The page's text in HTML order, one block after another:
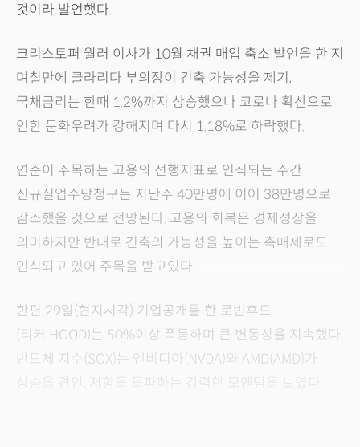
것이라 발언했다.
크리스토퍼 월러 이사가 10월 채권 매입 축소 발언을 한 지
며칠만에 클라리다 부의장이 긴축 가능성을 제기,
국채금리는 한때 1.2%까지 상승했으나 코로나 확산으로
인한 둔화우려가 강해지며 다시 1.18%로 하락했다.
연준이 주목하는 고용의 선행지표로 인식되는 주간
신규실업수당청구는 지난주 40만명에 이어 38만명으로
감소했을 것으로 전망된다. 고용의 회복은 경제성장을
의미하지만 반대로 긴축의 가능성을 높이는 촉매제로도
인식되고 있어 주목을 받고있다.
한편 29일(현지시각) 기업공개를 한 로빈후드
(티커:HOOD)는 50%이상 폭등하며 큰 변동성을 지속했다.
반도체 지수(SOX)는 엔비디아(NVDA)와 AMD(AMD)가
상승을 견인, 저항을 돌파하는 강력한 모멘텀을 보였다.